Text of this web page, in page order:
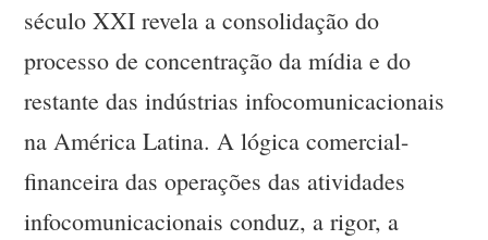
século XXI revela a consolidação do
processo de concentração da mídia e do
restante das indústrias infocomunicacionais
na América Latina. A lógica comercial-
financeira das operações das atividades
infocomunicacionais conduz, a rigor, a